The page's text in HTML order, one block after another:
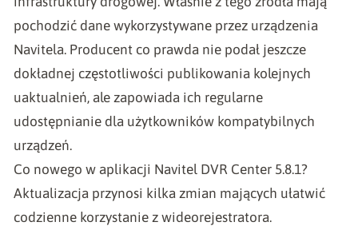
pochodzić dane wykorzystywane przez urządzenia
Navitela. Producent co prawda nie podał jeszcze
dokładnej częstotliwości publikowania kolejnych
uaktualnień, ale zapowiada ich regularne
udostępnianie dla użytkowników kompatybilnych
urządzeń.
Co nowego w aplikacji Navitel DVR Center 5.8.1?
Aktualizacja przynosi kilka zmian mających ułatwić
codzienne korzystanie z wideorejestratora.